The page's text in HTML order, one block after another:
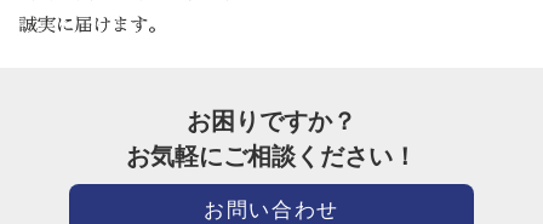
お困りですか？
お気軽にご相談ください！
お問い合わせ